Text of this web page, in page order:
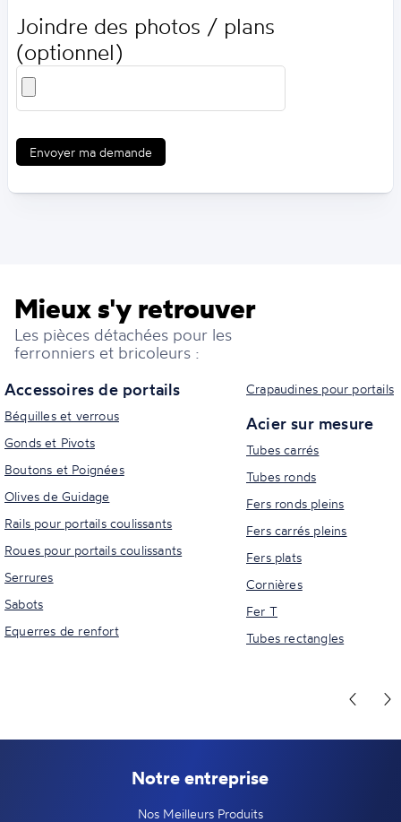
Joindre des photos / plans
(optionnel)
Envoyer ma demande
Mieux s'y retrouver
Les pièces détachées pour les
ferronniers et bricoleurs :
Accessoires de portails
Béquilles et verrous
Gonds et Pivots
Boutons et Poignées
Olives de Guidage
Rails pour portails coulissants
Roues pour portails coulissants
Serrures
Sabots
Equerres de renfort
Crapaudines pour portails
Acier sur mesure
Tubes carrés
Tubes ronds
Fers ronds pleins
Fers carrés pleins
Fers plats
Cornières
Fer T
Tubes rectangles
Notre entreprise
Nos Meilleurs Produits